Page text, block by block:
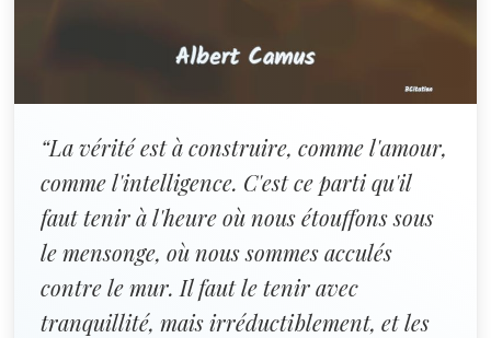
“La vérité est à construire, comme l'amour,
comme l'intelligence. C'est ce parti qu'il
faut tenir à l'heure où nous étouffons sous
le mensonge, où nous sommes acculés
contre le mur. Il faut le tenir avec
tranquillité, mais irréductiblement, et les